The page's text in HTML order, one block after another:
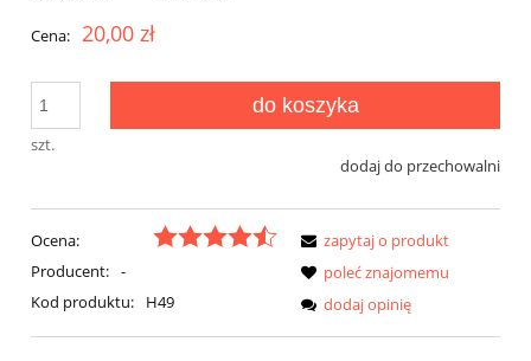
Cena: 20,00 zł
szt.
do koszyka
dodaj do przechowalni
Ocena:
Producent: -
Kod produktu:
H49
zapytaj o produkt
poleć znajomemu
dodaj opinię